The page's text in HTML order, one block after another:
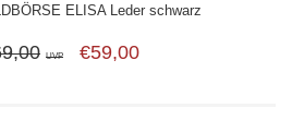
ELISA Leder schwarz
UVP €59,00